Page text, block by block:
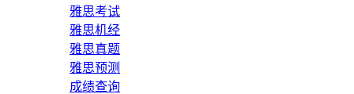
雅思考试
雅思机经
雅思真题
雅思预测
成绩查询